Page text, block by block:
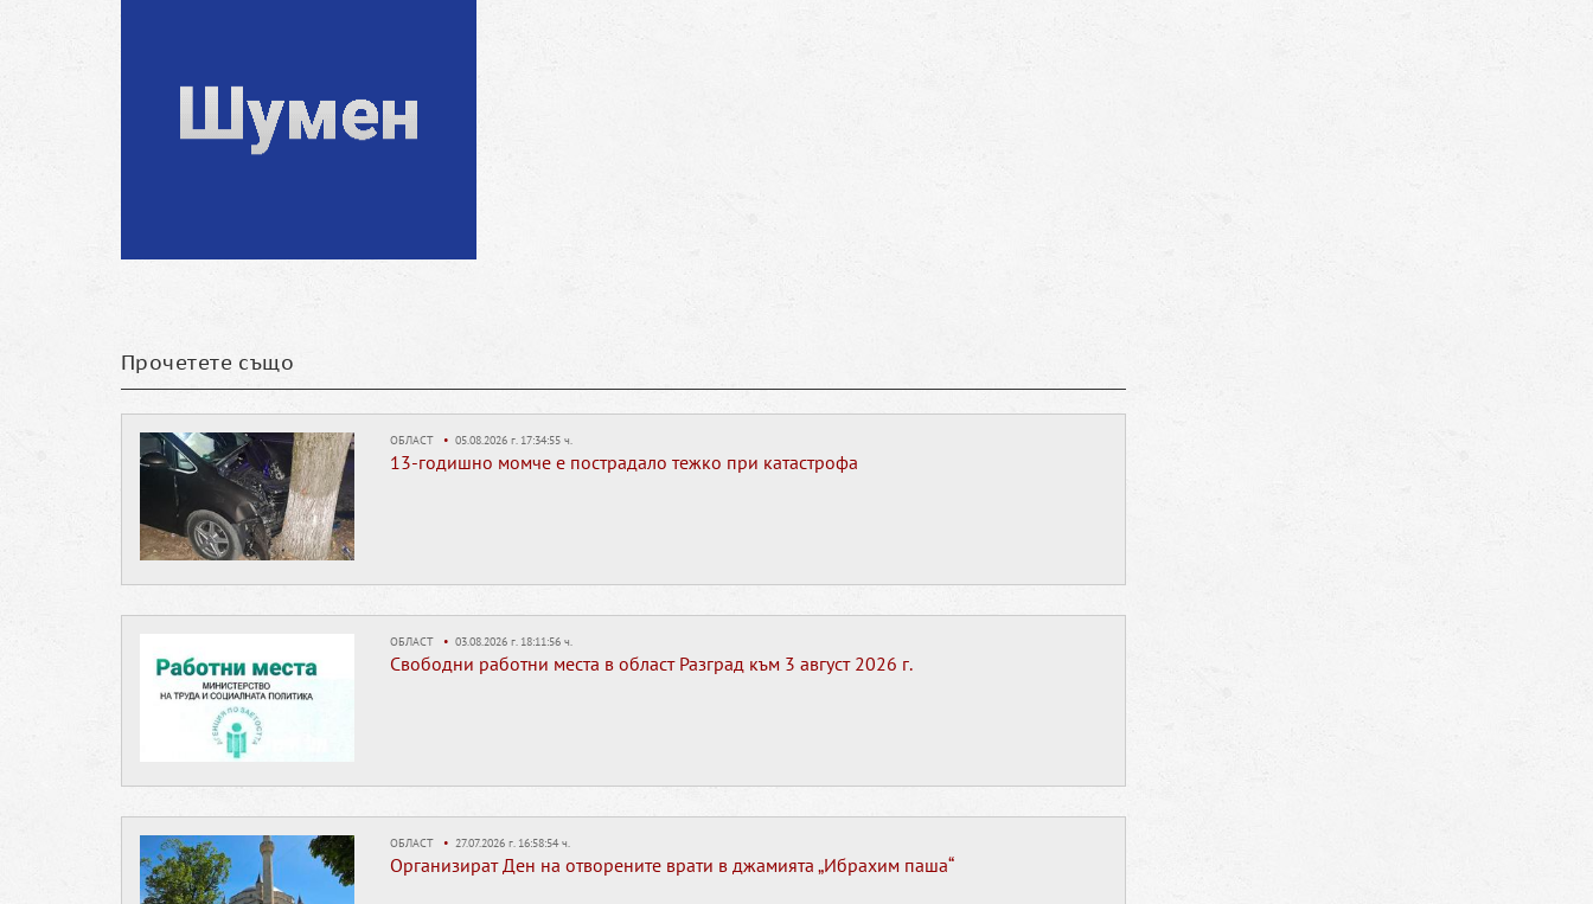
Прочетете също
ОБЛАСТ • 05.08.2026 г. 17:34:55 ч.
13-годишно момче е пострадало тежко при катастрофа
ОБЛАСТ • 03.08.2026 г. 18:11:56 ч.
Свободни работни места в област Разград към 3 август 2026 г.
ОБЛАСТ • 27.07.2026 г. 16:58:54 ч.
Организират Ден на отворените врати в джамията „Ибрахим паша“